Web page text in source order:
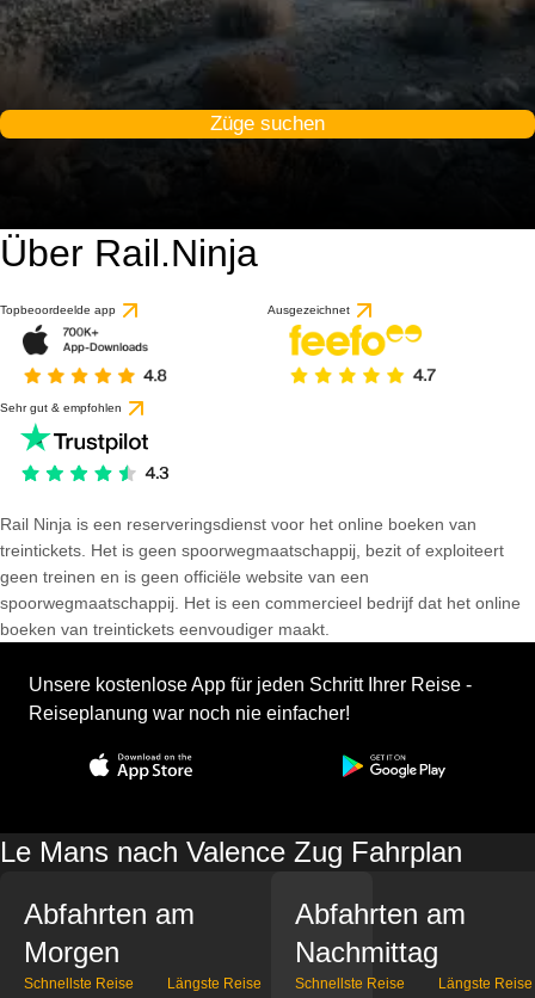
Züge suchen
Über Rail.Ninja
Topbeoordeelde app Ausgezeichnet
Sehr gut & empfohlen
Rail Ninja is een reserveringsdienst voor het online boeken van
treintickets. Het is geen spoorwegmaatschappij, bezit of exploiteert
geen treinen en is geen officiële website van een
spoorwegmaatschappij. Het is een commercieel bedrijf dat het online
boeken van treintickets eenvoudiger maakt.
Unsere kostenlose App für jeden Schritt Ihrer Reise -
Reiseplanung war noch nie einfacher!
Le Mans nach Valence Zug Fahrplan
Abfahrten am
Morgen
Schnellste Reise Längste Reise
Abfahrten am
Nachmittag
Schnellste Reise Längste Reise